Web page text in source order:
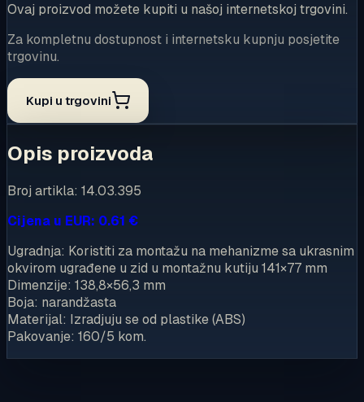
Ovaj proizvod možete kupiti u našoj internetskoj trgovini.
Za kompletnu dostupnost i internetsku kupnju posjetite
trgovinu.
Kupi u trgovini
Opis proizvoda
Broj artikla: 14.03.395
Cijena u EUR: 0.61 €
Ugradnja: Koristiti za montažu na mehanizme sa ukrasnim
okvirom ugrađene u zid u montažnu kutiju 141×77 mm
Dimenzije: 138,8×56,3 mm
Boja: narandžasta
Materijal: Izradjuju se od plastike (ABS)
Pakovanje: 160/5 kom.